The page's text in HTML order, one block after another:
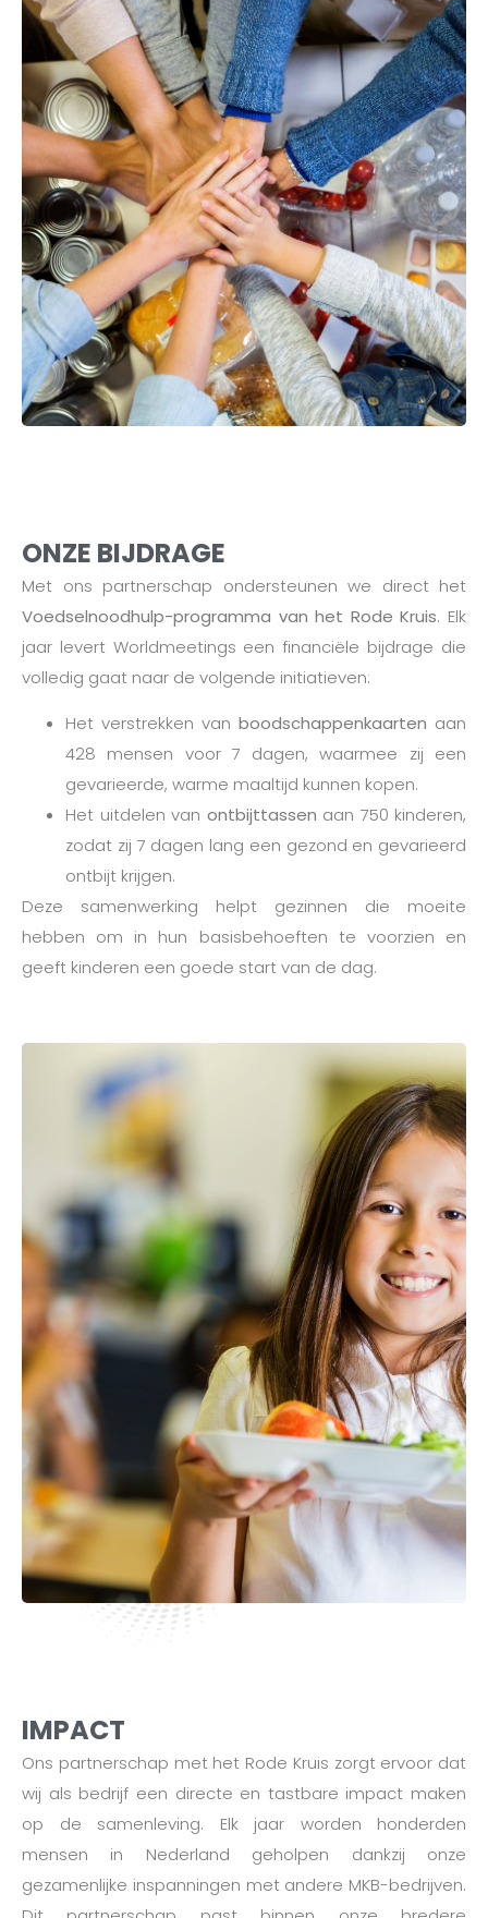
ONZE BIJDRAGE
Met ons partnerschap ondersteunen we direct het
Voedselnoodhulp-programma van het Rode Kruis. Elk
jaar levert Worldmeetings een financiële bijdrage die
volledig gaat naar de volgende initiatieven:
Het verstrekken van boodschappenkaarten aan
428 mensen voor 7 dagen, waarmee zij een
gevarieerde, warme maaltijd kunnen kopen.
Het uitdelen van ontbijttassen aan 750 kinderen,
zodat zij 7 dagen lang een gezond en gevarieerd
ontbijt krijgen.
Deze samenwerking helpt gezinnen die moeite
hebben om in hun basisbehoeften te voorzien en
geeft kinderen een goede start van de dag.
IMPACT
Ons partnerschap met het Rode Kruis zorgt ervoor dat
wij als bedrijf een directe en tastbare impact maken
op de samenleving. Elk jaar worden honderden
mensen in Nederland geholpen dankzij onze
gezamenlijke inspanningen met andere MKB-bedrijven.